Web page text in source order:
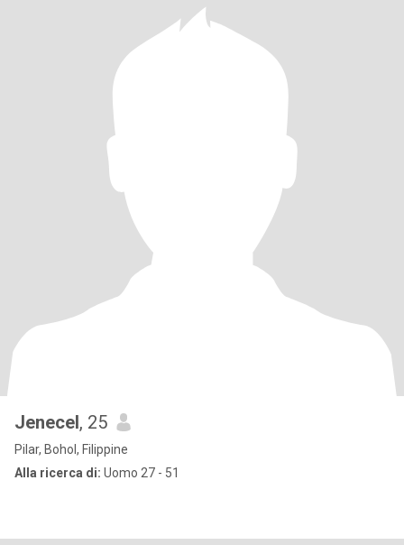
Jenecel, 25
Pilar, Bohol, Filippine
Alla ricerca di: Uomo 27 - 51